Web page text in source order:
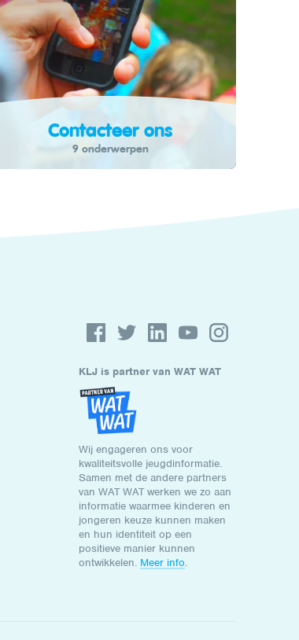
Contacteer ons
9 onderwerpen
KLJ is partner van WAT WAT
Wij engageren ons voor
kwaliteitsvolle jeugdinformatie.
Samen met de andere partners
van WAT WAT werken we zo aan
informatie waarmee kinderen en
jongeren keuze kunnen maken
en hun identiteit op een
positieve manier kunnen
ontwikkelen. Meer info.